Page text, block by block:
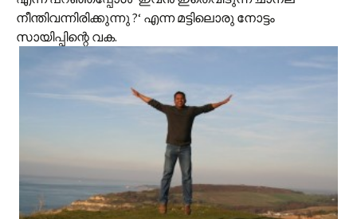
നീന്തിവന്നിരിക്കുന്നു ?‘ എന്ന മട്ടിലൊരു നോട്ടം
സായിപ്പിന്റെ വക.